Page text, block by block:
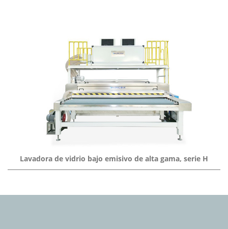
Lavadora de vidrio bajo emisivo de alta gama, serie H